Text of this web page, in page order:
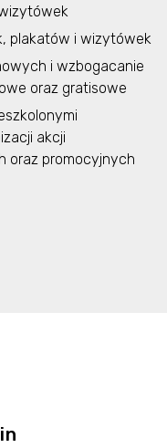
plakatów i wizytówek
i wzbogacanie
oraz gratisowe
akcji
oraz promocyjnych